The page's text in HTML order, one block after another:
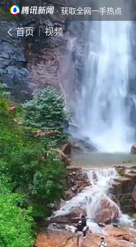
· 获取全网一手热点
首页 视频